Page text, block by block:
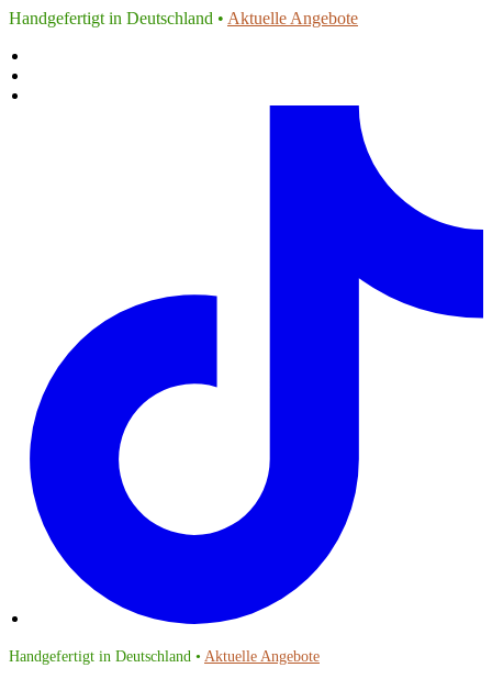
Handgefertigt in Deutschland • Aktuelle Angebote
Handgefertigt in Deutschland • Aktuelle Angebote